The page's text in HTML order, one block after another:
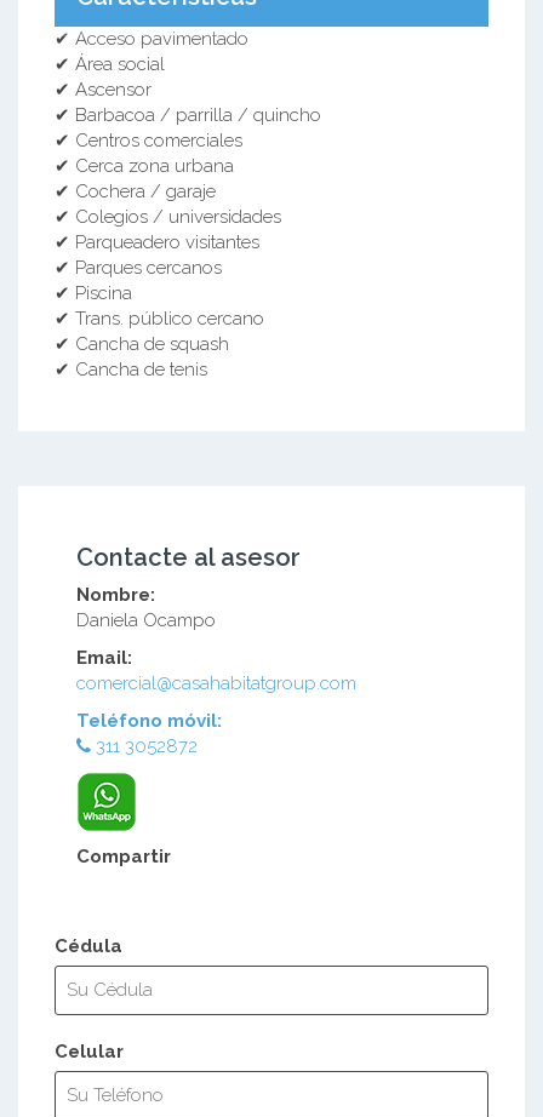
✔ Acceso pavimentado
✔ Área social
✔ Ascensor
✔ Barbacoa / parrilla / quincho
✔ Centros comerciales
✔ Cerca zona urbana
✔ Cochera / garaje
✔ Colegios / universidades
✔ Parqueadero visitantes
✔ Parques cercanos
✔ Piscina
✔ Trans. público cercano
✔ Cancha de squash
✔ Cancha de tenis
Contacte al asesor
Nombre:
Daniela Ocampo
Email:
comercial@casahabitatgroup.com
Teléfono móvil:
311 3052872
Compartir
Cédula
Celular